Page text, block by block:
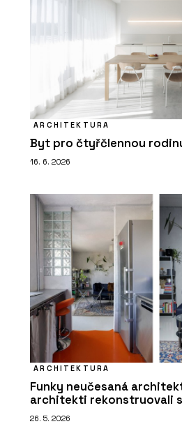
ARCHITEKTURA
Byt pro čtyřčlennou
16. 6. 2026
ARCHITEKTURA
Funky neučesaná
architekti rekonstruovali
26. 5. 2026